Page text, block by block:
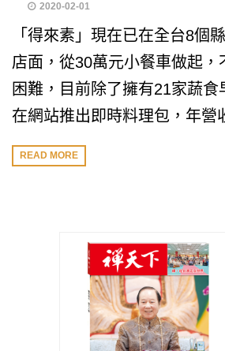
2020-02-01
「得來素」現在已在全台8個
店面，從30萬元小餐車做起，
困難，目前除了擁有21家蔬食
在網站推出即時料理包，年營
READ MORE